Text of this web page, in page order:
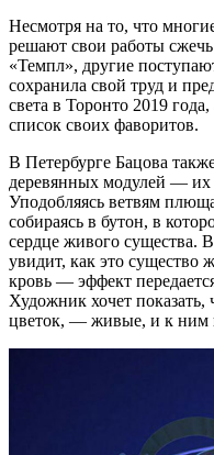
Несмотря на то, что
решают свои работы
«Темпл», другие
сохранила свой труд и
света в Торонто 2019
список своих фаворитов.
В Петербурге Бацова
деревянных модулей — их
Уподобляясь ветвям
собираясь в бутон, в
сердце живого существа.
увидит, как это существо
кровь — эффект
Художник хочет
цветок, — живые, и к ним